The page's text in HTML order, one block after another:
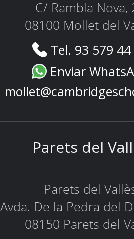
C/ Rambla Nova,
08100 Mollet del
Tel. 93 579
Enviar
Parets del
Parets del
Avda. De la Pedra del
08150 Parets del